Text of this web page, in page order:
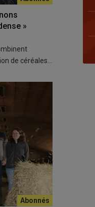
»
de céréales…